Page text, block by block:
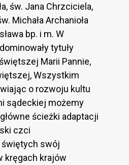
św. Jana Chrzciciela,
Michała Archanioła
bp. i m. W
tytuły
Marii Pannie,
Wszystkim
o rozwoju kultu
sądeckiej możemy
ścieżki adaptacji
czci
swój
kręgach krajów